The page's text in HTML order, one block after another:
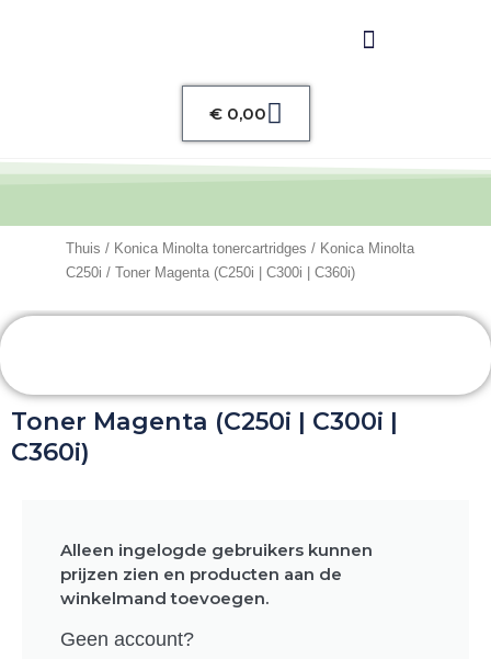
€0,00Winkelwagen
Thuis / Konica Minolta tonercartridges / Konica Minolta
C250i / Toner Magenta (C250i | C300i | C360i)
Toner Magenta (C250i | C300i |
C360i)
Alleen ingelogde gebruikers kunnen
prijzen zien en producten aan de
winkelmand toevoegen.
Geen account?